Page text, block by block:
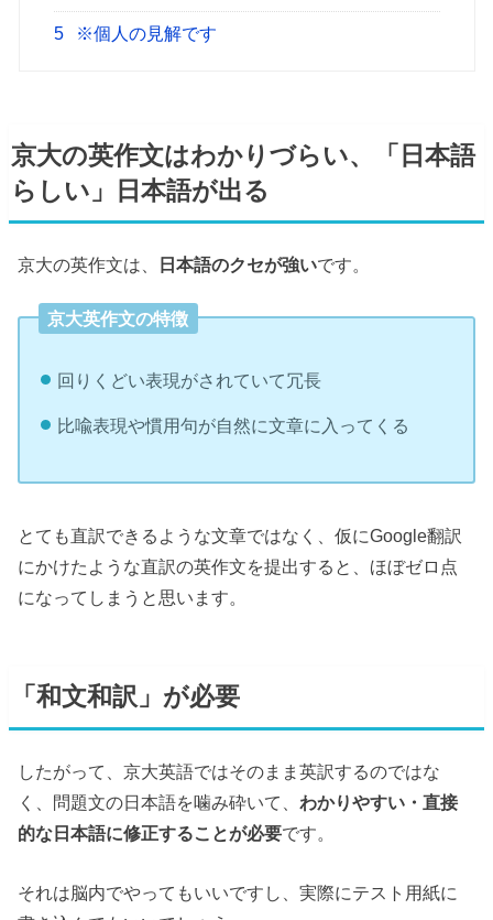
5 ※個人の見解です
京大の英作文はわかりづらい、「日本語
らしい」日本語が出る
京大の英作文は、 日本語のクセが強いです。
京大英作文の特徴
回りくどい表現がされていて冗長
比喩表現や慣用句が自然に文章に入ってくる
とても直訳できるような文章ではなく、仮にGoogle翻訳
にかけたような直訳の英作文を提出すると、ほぼゼロ点
になってしまうと思います。
「和文和訳」が必要
したがって、京大英語ではそのまま英訳するのではな
く、問題文の日本語を噛み砕いて、 わかりやすい・直接
的な日本語に修正することが必要です。
それは脳内でやってもいいですし、実際にテスト用紙に